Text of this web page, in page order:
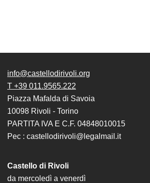
info@castellodirivoli.org
T +39 011.9565.222
Piazza Mafalda di Savoia
10098 Rivoli - Torino
PARTITA IVA E C.F. 04848010015
Pec : castellodirivoli@legalmail.it
Castello di Rivoli
da mercoledì a venerdì